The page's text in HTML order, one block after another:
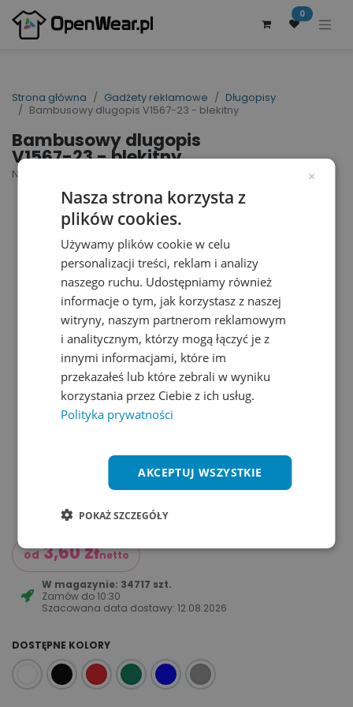
0
Strona główna Gadżety reklamowe
Długopisy
Bambusowy dlugopis V1567-23 - blekitny
Bambusowy dlugopis
V1567-23 - blekitny
Nr artykułu dostawcy: V1567-23 | ID : 34559
od 3,60złnetto
W magazynie: 34717 szt.
Zamów do 10:30
Szacowana data dostawy:12.08.2026
DOSTĘPNE KOLORY
×
Nasza strona korzysta z
plików cookies.
Używamy plików cookie w celu
personalizacji treści, reklam i analizy
naszego ruchu. Udostępniamy również
informacje o tym, jak korzystasz z naszej
witryny, naszym partnerom reklamowym
i analitycznym, którzy mogą łączyć je z
innymi informacjami, które im
przekazałeś lub które zebrali w wyniku
korzystania przez Ciebie z ich usług.
Polityka prywatności
AKCEPTUJ WSZYSTKIE
POKAŻ SZCZEGÓŁY